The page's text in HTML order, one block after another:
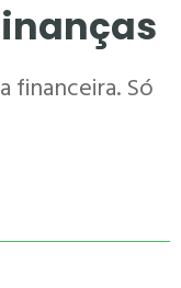
financeira. Só